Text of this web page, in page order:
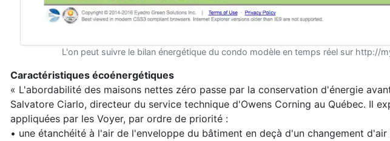
L'on peut suivre le bilan énergétique du condo modèle en temps réel sur
Caractéristiques écoénergétiques
« L'abordabilité des maisons nettes zéro passe par la conservation d'énergie
Salvatore Ciarlo, directeur du service technique d'Owens Corning au Québec. Il
appliquées par les Voyer, par ordre de priorité :
• une étanchéité à l'air de l'enveloppe du bâtiment en deçà d'un changement